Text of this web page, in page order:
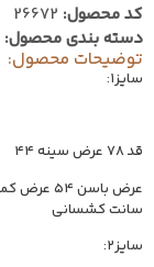
کد محصول: 26672
دسته بندی محصول:
توضیحات محصول:
سایز۱:
قد ۷۸ عرض سینه ۴۴
سانت کشسانی
سایز۲: